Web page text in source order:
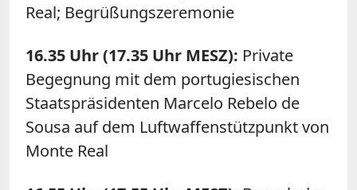
Real; Begrüßungszeremonie
16.35 Uhr (17.35 Uhr MESZ): Private
Begegnung mit dem portugiesischen
Staatspräsidenten Marcelo Rebelo de
Sousa auf dem Luftwaffenstützpunkt von
Monte Real